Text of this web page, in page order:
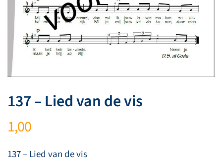
137 – Lied van de vis
1,00
137 – Lied van de vis